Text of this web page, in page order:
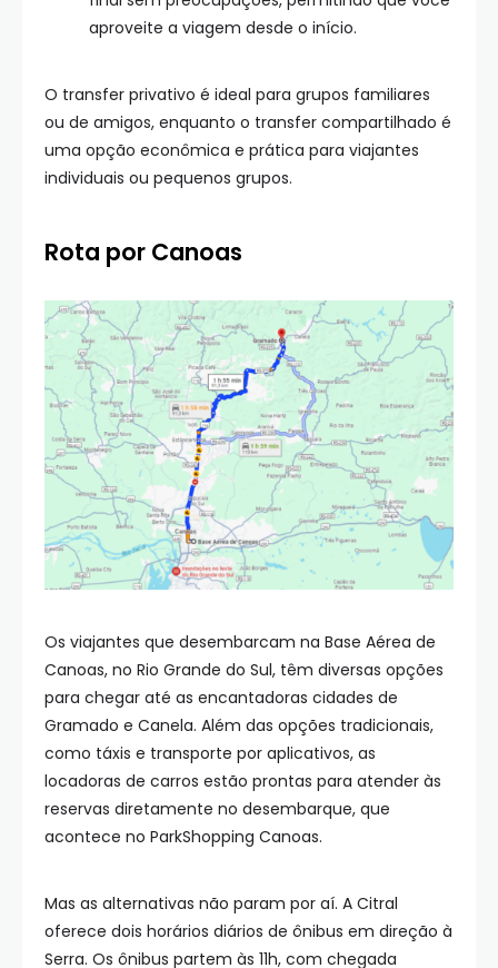
aproveite a viagem desde o início.
O transfer privativo é ideal para grupos familiares
ou de amigos, enquanto o transfer compartilhado é
uma opção econômica e prática para viajantes
individuais ou pequenos grupos.
Rota por Canoas
Os viajantes que desembarcam na Base Aérea de
Canoas, no Rio Grande do Sul, têm diversas opções
para chegar até as encantadoras cidades de
Gramado e Canela. Além das opções tradicionais,
como táxis e transporte por aplicativos, as
locadoras de carros estão prontas para atender às
reservas diretamente no desembarque, que
acontece no ParkShopping Canoas.
Mas as alternativas não param por aí. A Citral
oferece dois horários diários de ônibus em direção à
Serra. Os ônibus partem às 11h, com chegada